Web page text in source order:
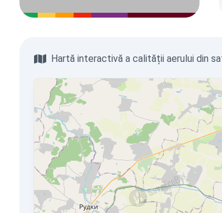
Hartă interactivă a calității aerului din